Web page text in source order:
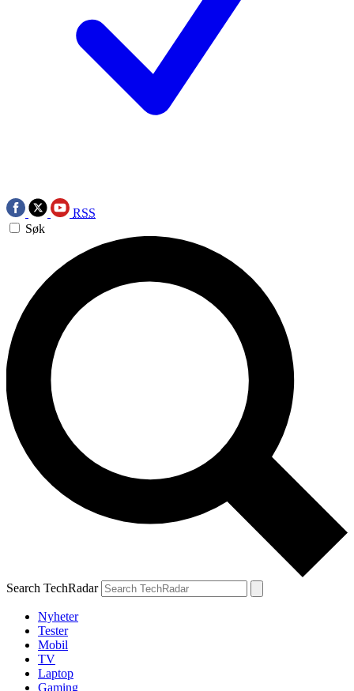
RSS
Søk
Search TechRadar
Nyheter
Tester
Mobil
TV
Laptop
Gaming